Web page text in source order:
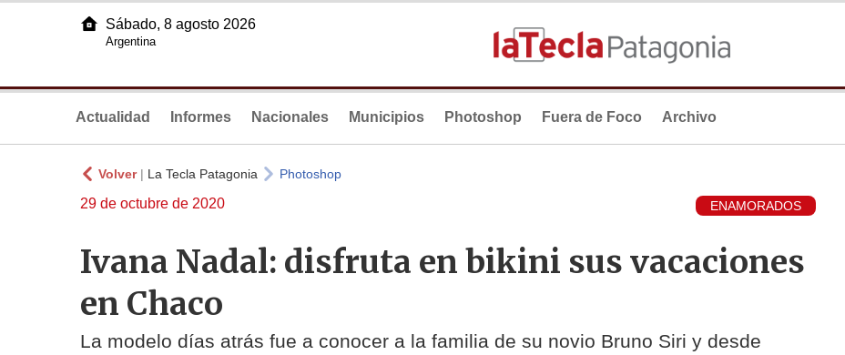
Sábado, 8 agosto 2026
Argentina
Actualidad Informes Nacionales Municipios Photoshop Fuera de Foco Archivo
Volver| La Tecla Patagonia Photoshop
29 de octubre de 2020 ENAMORADOS
Ivana Nadal: disfruta en bikini sus vacaciones
en Chaco
La modelo días atrás fue a conocer a la familia de su novio Bruno Siri y desde